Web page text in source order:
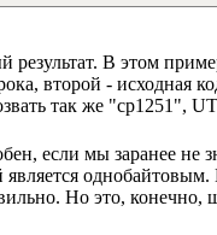
В этом
второй - исходная
так же "cp1251",
если мы заранее
является
Но это, конечно,